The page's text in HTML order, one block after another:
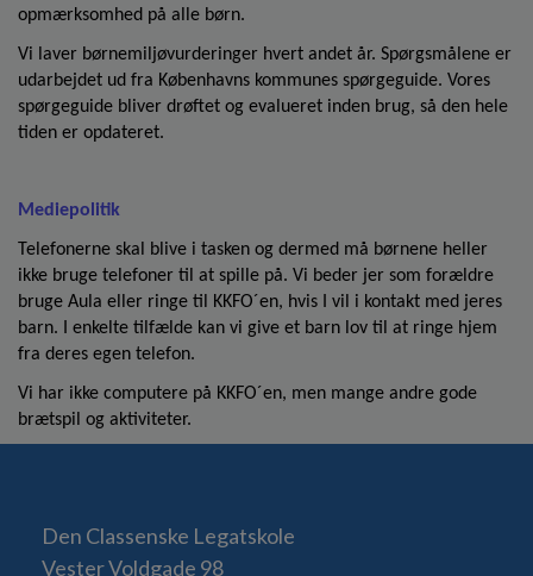
opmærksomhed på alle børn.
Vi laver børnemiljøvurderinger hvert andet år. Spørgsmålene er
udarbejdet ud fra Københavns kommunes spørgeguide. Vores
spørgeguide bliver drøftet og evalueret inden brug, så den hele
tiden er opdateret.
Mediepolitik
Telefonerne skal blive i tasken og dermed må børnene heller
ikke bruge telefoner til at spille på. Vi beder jer som forældre
bruge Aula eller ringe til KKFO´en, hvis I vil i kontakt med jeres
barn. I enkelte tilfælde kan vi give et barn lov til at ringe hjem
fra deres egen telefon.
Vi har ikke computere på KKFO´en, men mange andre gode
brætspil og aktiviteter.
Den Classenske Legatskole
Vester Voldgade 98